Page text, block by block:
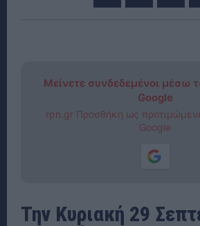
Μείνετε συνδεδεμένοι μέσω
Google
rpn.gr Προσθήκη ως
Google
Την Κυριακή 29